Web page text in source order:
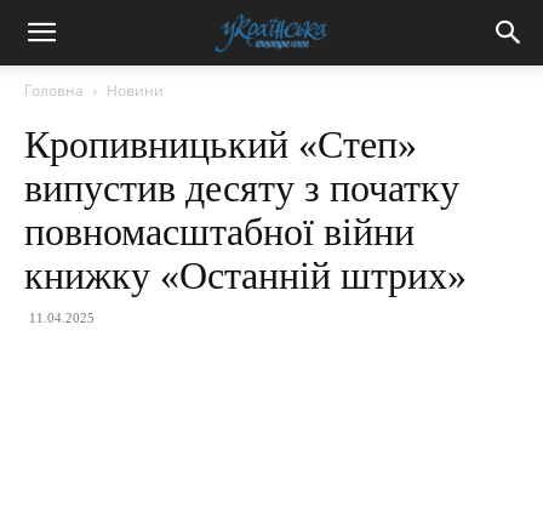
Головна Новини
Кропивницький «Степ»
випустив десяту з початку
повномасштабної війни
книжку «Останній штрих»
11.04.2025